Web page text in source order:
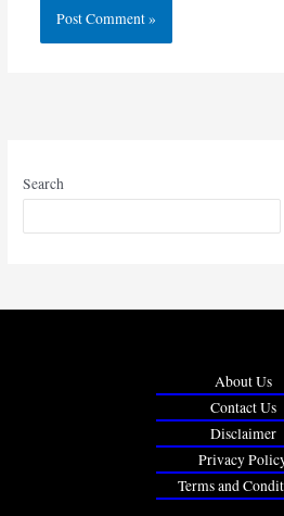
Search
About Us
Contact Us
Disclaimer
Privacy
Terms and